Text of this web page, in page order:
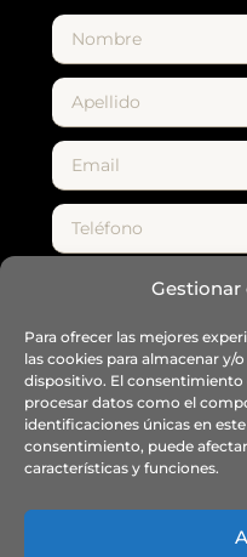
Para ofrecer las mejores
las cookies para almacenar y/
dispositivo. El
procesar datos como el
identificaciones únicas en
consentimiento, puede
características y funciones.